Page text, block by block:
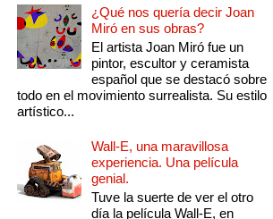
¿Qué nos quería decir Joan
Miró en sus obras?
El artista Joan Miró fue un
pintor, escultor y ceramista
español que se destacó sobre
todo en el movimiento surrealista. Su estilo
artístico...
Wall-E, una maravillosa
experiencia. Una película
genial.
Tuve la suerte de ver el otro
día la película Wall-E, en